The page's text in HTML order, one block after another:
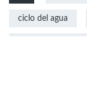
ciclo del agua